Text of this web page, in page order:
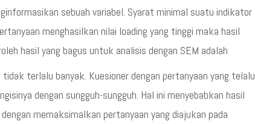
sebuah variabel. Syarat minimal suatu indikator
menghasilkan nilai loading yang tinggi maka hasil
hasil yang bagus untuk analisis dengan SEM adalah
terlalu banyak. Kuesioner dengan pertanyaan yang telalu
dengan sungguh-sungguh. Hal ini menyebabkan hasil
memaksimalkan pertanyaan yang diajukan pada